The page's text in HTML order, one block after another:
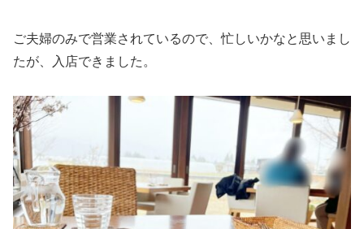
ご夫婦のみで営業されているので、忙しいかなと思いまし
たが、入店できました。